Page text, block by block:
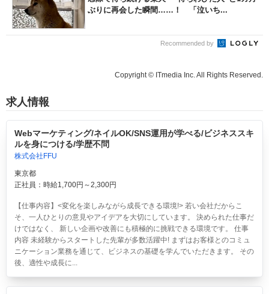
ぶりに再会した瞬間……！ 「泣いち...
Recommended by
Copyright © ITmedia Inc. All Rights Reserved.
求人情報
Webマーケティング/ネイルOK/SNS運用が学べる/ビジネススキ
ルを身につける/学歴不問
株式会社FFU
東京都
正社員：時給1,700円～2,300円
【仕事内容】<変化を楽しみながら成長できる環境!> 若い会社だからこ
そ、一人ひとりの意見やアイデアを大切にしています。 決められた仕事だ
けではなく、 新しい企画や改善にも積極的に挑戦できる環境です。 仕事
内容 未経験からスタートした先輩が多数活躍中! まずはお客様とのコミュ
ニケーション業務を通じて、ビジネスの基礎を学んでいただきます。 その
後、適性や成長に...